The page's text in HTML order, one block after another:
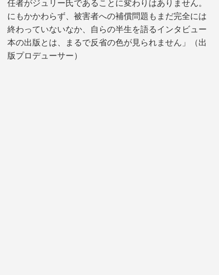
任者がジュリー氏であることに変わりはありません。
にもかかわらず、被害者への補償問題もまだ完全には
終わっていないなか、自らの半生を語るインタビュー
本の出版とは、まるで反省の色が見られません」（出
版プロデューサー）